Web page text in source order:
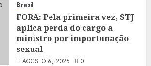
Brasil
FORA: Pela primeira vez, STJ
aplica perda do cargo a
ministro por importunação
sexual
AGOSTO 6, 2026 0